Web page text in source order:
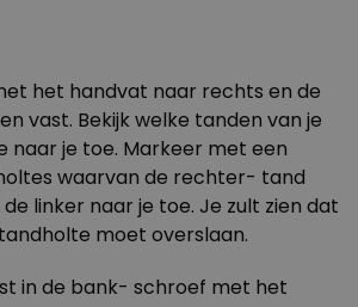
het handvat naar rechts en de
vast. Bekijk welke tanden van je
naar je toe. Markeer met een
waarvan de rechter- tand
linker naar je toe. Je zult zien dat
moet overslaan.
in de bank- schroef met het